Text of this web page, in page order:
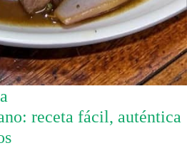
receta fácil, auténtica